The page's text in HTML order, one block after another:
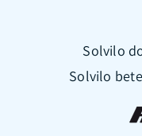
Solvilo
Solvilo